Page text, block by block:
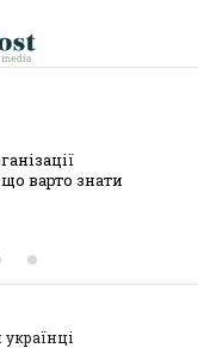
варто знати